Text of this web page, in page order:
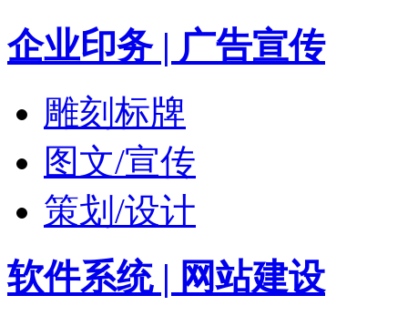
企业印务 | 广告宣传
雕刻标牌
图文/宣传
策划/设计
软件系统 | 网站建设